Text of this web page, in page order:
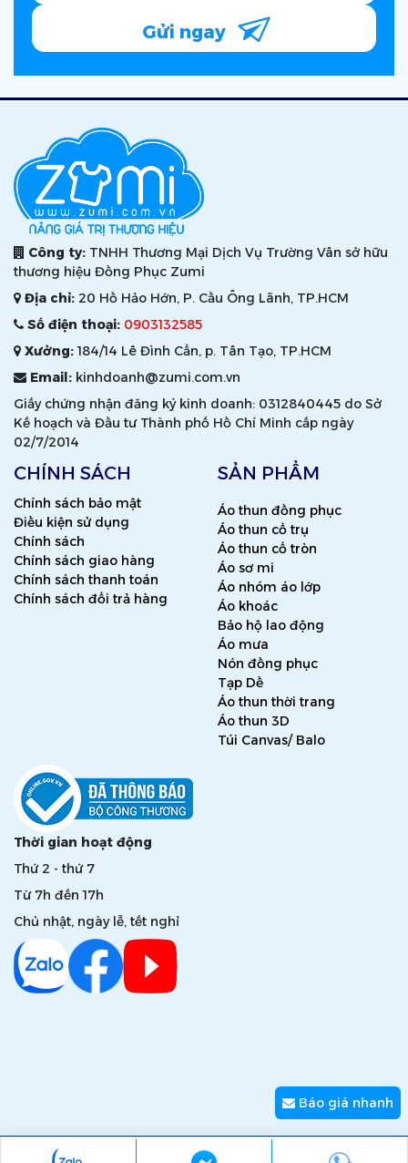
Gửi ngay
Công ty: TNHH Thương Mại Dịch Vụ Trường Vân sở hữu
thương hiệu Đồng Phục Zumi
Địa chỉ: 20 Hồ Hảo Hớn, P. Cầu Ông Lãnh, TP.HCM
Số điện thoại: 0903132585
Xưởng:184/14 Lê Đình Cẩn, p. Tân Tạo, TP.HCM
Email: kinhdoanh@zumi.com.vn
Giấy chứng nhận đăng ký kinh doanh: 0312840445 do Sở
Kế hoạch và Đầu tư Thành phố Hồ Chí Minh cấp ngày
02/7/2014
CHÍNH SÁCH
Chính sách bảo mật
Điều kiện sử dụng
Chính sách
Chính sách giao hàng
Chính sách thanh toán
Chính sách đổi trả hàng
SẢN PHẨM
Áo thun đồng phục
Áo thun cổ trụ
Áo thun cổ tròn
Áo sơ mi
Áo nhóm áo lớp
Áo khoác
Bảo hộ lao động
Áo mưa
Nón đồng phục
Tạp Dề
Áo thun thời trang
Áo thun 3D
Túi Canvas/ Balo
Thời gian hoạt động
Thứ 2 - thứ 7
Từ 7h đến 17h
Chủ nhật, ngày lễ, tết nghỉ
Copyright © 2026 zumi.com.vn - Giải pháp nâng tầm giá trị
Báo giá nhanh